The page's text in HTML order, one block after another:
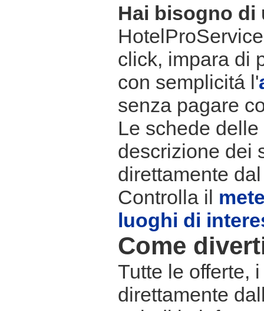
Hai bisogno di
click, impara di
con semplicitá l'
senza pagare
Le schede
descrizione dei
direttamente
Controlla il
luoghi di
Come
Tutte le offerte,
direttamente